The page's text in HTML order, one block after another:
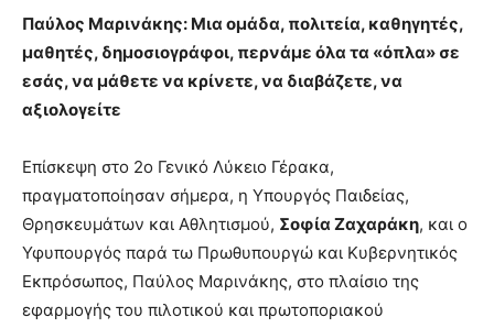
Παύλος Μαρινάκης: Μια ομάδα, πολιτεία, καθηγητές,
μαθητές, δημοσιογράφοι, περνάμε όλα τα «όπλα» σε
εσάς, να μάθετε να κρίνετε, να διαβάζετε, να
αξιολογείτε
Επίσκεψη στο 2ο Γενικό Λύκειο Γέρακα,
πραγματοποίησαν σήμερα, η Υπουργός Παιδείας,
Θρησκευμάτων και Αθλητισμού, Σοφία Ζαχαράκη, και ο
Υφυπουργός παρά τω Πρωθυπουργώ και Κυβερνητικός
Εκπρόσωπος, Παύλος Μαρινάκης, στο πλαίσιο της
εφαρμογής του πιλοτικού και πρωτοποριακού